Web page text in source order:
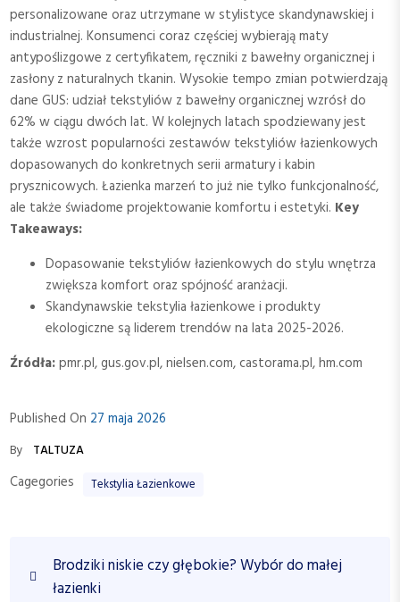
personalizowane oraz utrzymane w stylistyce skandynawskiej i
industrialnej. Konsumenci coraz częściej wybierają maty
antypoślizgowe z certyfikatem, ręczniki z bawełny organicznej i
zasłony z naturalnych tkanin. Wysokie tempo zmian potwierdzają
dane GUS: udział tekstyliów z bawełny organicznej wzrósł do
62% w ciągu dwóch lat. W kolejnych latach spodziewany jest
także wzrost popularności zestawów tekstyliów łazienkowych
dopasowanych do konkretnych serii armatury i kabin
prysznicowych. Łazienka marzeń to już nie tylko funkcjonalność,
ale także świadome projektowanie komfortu i estetyki. Key
Takeaways:
Dopasowanie tekstyliów łazienkowych do stylu wnętrza
zwiększa komfort oraz spójność aranżacji.
Skandynawskie tekstylia łazienkowe i produkty
ekologiczne są liderem trendów na lata 2025-2026.
Źródła:pmr.pl, gus.gov.pl, nielsen.com, castorama.pl, hm.com
Published On 27 maja 2026
By TALTUZA
Cagegories Tekstylia Łazienkowe
P
r
Brodziki niskie czy głębokie? Wybór do małej
łazienki